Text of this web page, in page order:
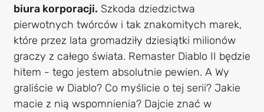
biura korporacji. Szkoda dziedzictwa
pierwotnych twórców i tak znakomitych marek,
które przez lata gromadziły dziesiątki milionów
graczy z całego świata. Remaster Diablo II będzie
hitem - tego jestem absolutnie pewien. A Wy
graliście w Diablo? Co myślicie o tej serii? Jakie
macie z nią wspomnienia? Dajcie znać w